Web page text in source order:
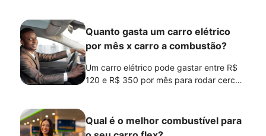
gratuitamente no site oficial da FIPE e
serve como referência para comparar
modelos, acompanhar a variação de
preços e entender o valor de mercado
de carros zero-quilômetro e de outros
Quanto gasta um carro elétrico
por mês x carro a combustão?
Um carro elétrico pode gastar entre R$
120 e R$ 350 por mês para rodar cerca
do local onde a recarga é realizada. Em
muitos casos, o custo por quilômetro
Qual é o melhor combustível para